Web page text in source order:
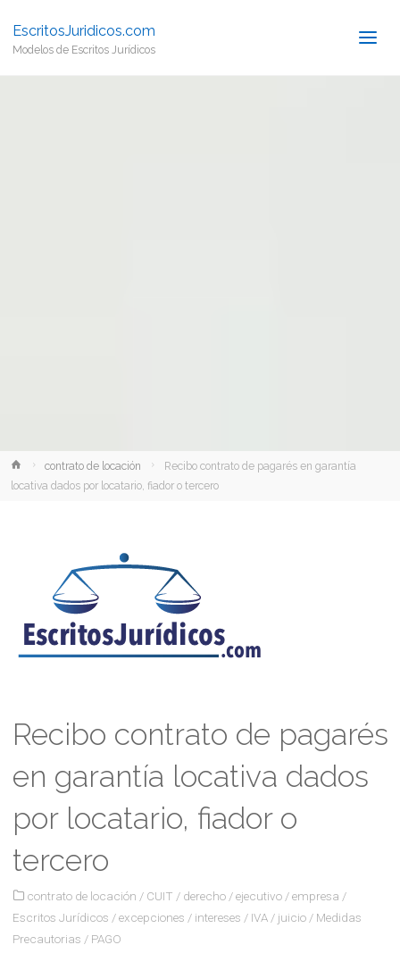
EscritosJuridicos.com
Modelos de Escritos Jurídicos
Iniciocontrato de locación
Recibo contrato de pagarés en garantía
locativa dados por locatario, fiador o tercero
Recibo contrato de pagarés
en garantía locativa dados
por locatario, fiador o
tercero
contrato de locación / CUIT / derecho /ejecutivo /empresa /
Escritos Jurídicos / excepciones / intereses / IVA / juicio / Medidas
Precautorias / PAGO